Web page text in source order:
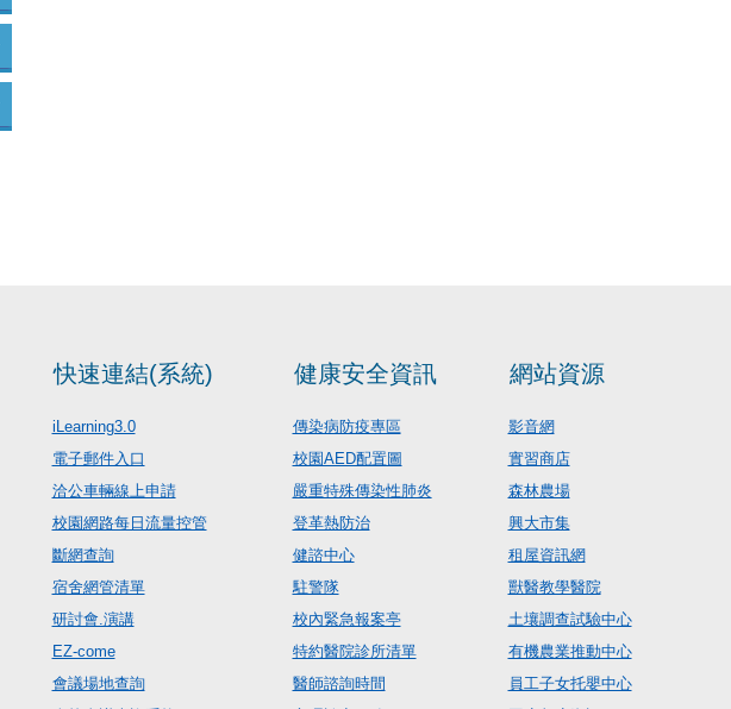
快速連結(系統)
iLearning3.0
電子郵件入口
洽公車輛線上申請
校園網路每日流量控管
斷網查詢
宿舍網管清單
研討會.演講
EZ-come
會議場地查詢
健康安全資訊
傳染病防疫專區
校園AED配置圖
嚴重特殊傳染性肺炎
登革熱防治
健諮中心
駐警隊
校內緊急報案亭
特約醫院診所清單
醫師諮詢時間
網站資源
影音網
實習商店
森林農場
興大市集
租屋資訊網
獸醫教學醫院
土壤調查試驗中心
有機農業推動中心
員工子女托嬰中心